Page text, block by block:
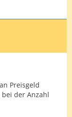
Preisgeld
der Anzahl